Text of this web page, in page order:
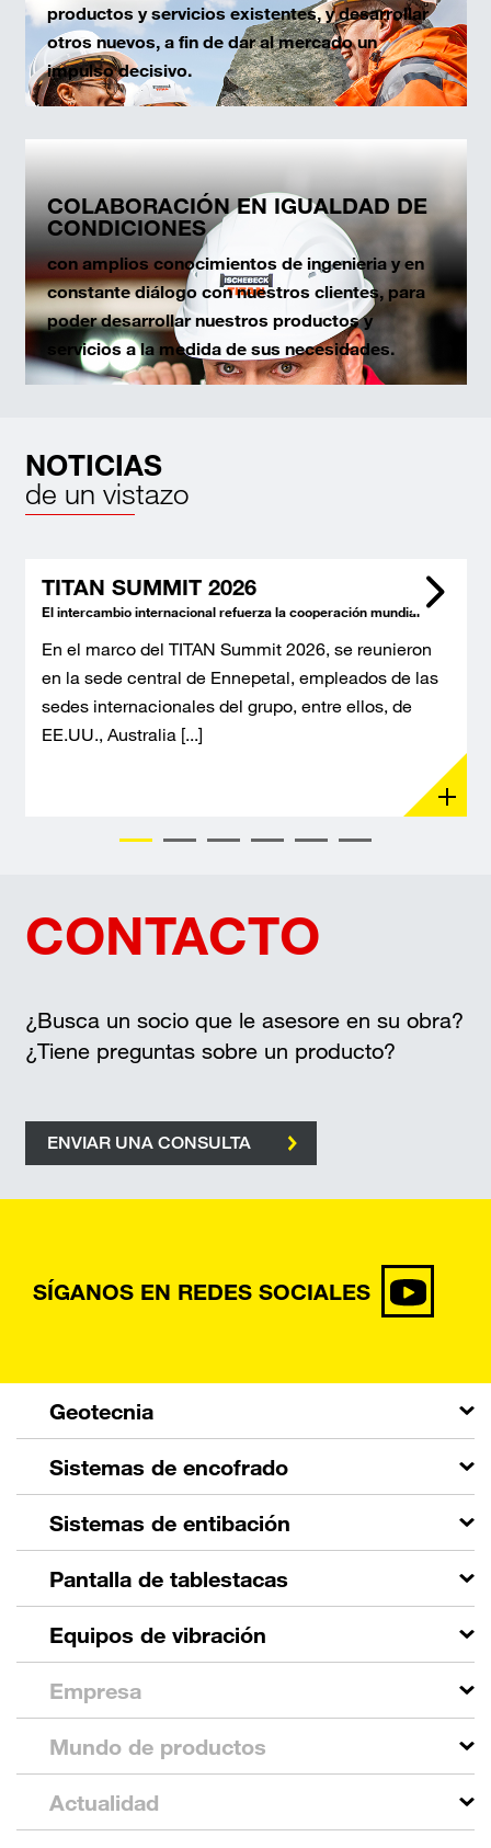
productos y servicios existentes, y desarrollar
otros nuevos, a fin de dar al mercado un
impulso decisivo.
COLABORACIÓN EN IGUALDAD DE
CONDICIONES
con amplios conocimientos de ingenieria y en
constante diálogo con nuestros clientes, para
poder desarrollar nuestros productos y
servicios a la medida de sus necesidades.
NOTICIAS
de un vistazo
TITAN SUMMIT 2026
El intercambio internacional refuerza la cooperación mundial
En el marco del TITAN Summit 2026, se reunieron
en la sede central de Ennepetal, empleados de las
sedes internacionales del grupo, entre ellos, de
EE.UU., Australia [...]
CONTACTO
¿Busca un socio que le asesore en su obra?
¿Tiene preguntas sobre un producto?
ENVIAR UNA CONSULTA
SÍGANOS EN REDES SOCIALES
Geotecnia
Sistemas de encofrado
Sistemas de entibación
Pantalla de tablestacas
Equipos de vibración
Empresa
Mundo de productos
Actualidad